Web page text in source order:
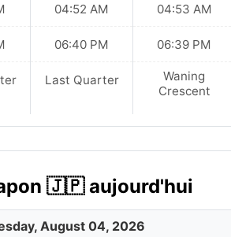
04:52 AM
06:40 PM
Last Quarter
04:53 AM
06:39 PM
Waning
Crescent
🇯🇵 aujourd'hui
August 04, 2026